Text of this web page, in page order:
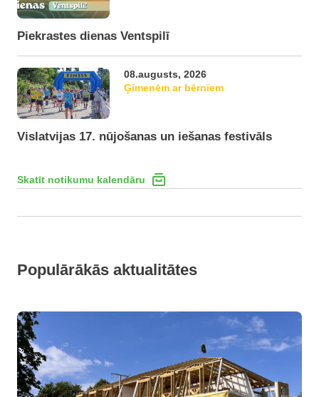
Piekrastes dienas Ventspilī
08.augusts, 2026
Ģimenēm ar bērniem
Vislatvijas 17. nūjošanas un iešanas festivāls
Skatīt notikumu kalendāru
Populārākās aktualitātes